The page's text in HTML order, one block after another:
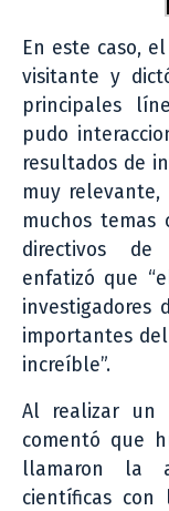
En este caso,
visitante y
principales
pudo
resultados de
muy
muchos temas
directivos de
enfatizó que
investigadores
importantes
increíble”.
Al realizar un
comentó que
llamaron la
científicas